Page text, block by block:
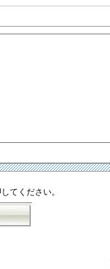
てください。